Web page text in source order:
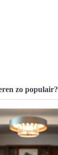
zo populair?